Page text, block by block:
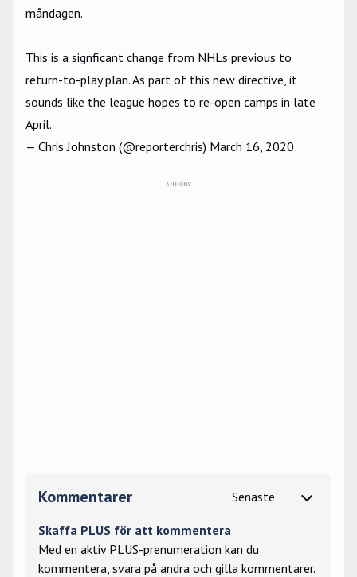
måndagen.
This is a signficant change from NHL's previous to
return-to-play plan. As part of this new directive, it
sounds like the league hopes to re-open camps in late
April.
— Chris Johnston (@reporterchris) March 16, 2020
Kommentarer
Skaffa PLUS för att kommentera
Med en aktiv PLUS-prenumeration kan du
kommentera, svara på andra och gilla kommentarer.